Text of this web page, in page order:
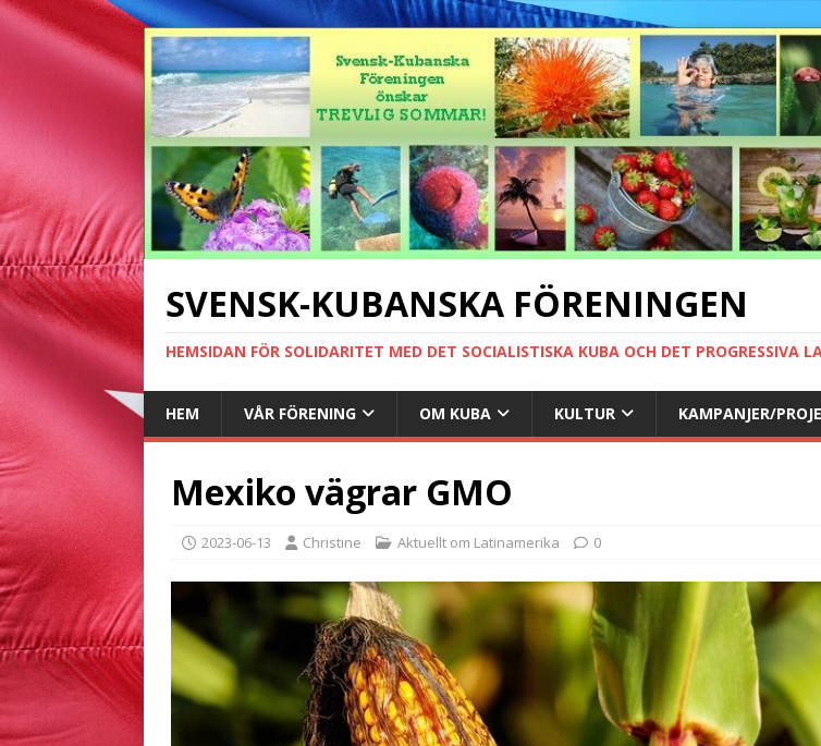
SVENSK-KUBANSKA FÖRENINGEN
HEMSIDAN FÖR SOLIDARITET MED DET SOCIALISTISKA KUBA OCH DET PROGRESSIVA
HEM VÅR FÖRENING OM KUBA KULTUR KAMPANJER/
Mexiko vägrar GMO
2023-06-13 Christine Aktuellt om Latinamerika 0